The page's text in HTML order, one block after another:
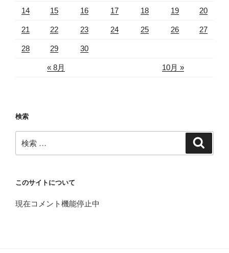
« 8月 10月 »
14 15 16 17 18 19 20
21 22 23 24 25 26 27
28 29 30
検索
検
索:
このサイトについて
現在コメント機能停止中